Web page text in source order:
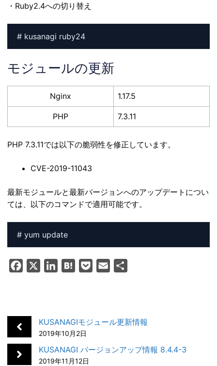
・Ruby2.4への切り替え
# kusanagi ruby24
モジュールの更新
Nginx 1.17.5
PHP 7.3.11
PHP 7.3.11では以下の脆弱性を修正しています。
CVE-2019-11043
最新モジュールと最新バージョンへのアップデートについ
ては、以下のコマンドで適用可能です。
# yum update
o
e
d
I
n
n
a
e
l
KUSANAGIモジュール更新情報
2019年10月2日
KUSANAGI バージョンアップ情報 8.4.4-3
2019年11月12日